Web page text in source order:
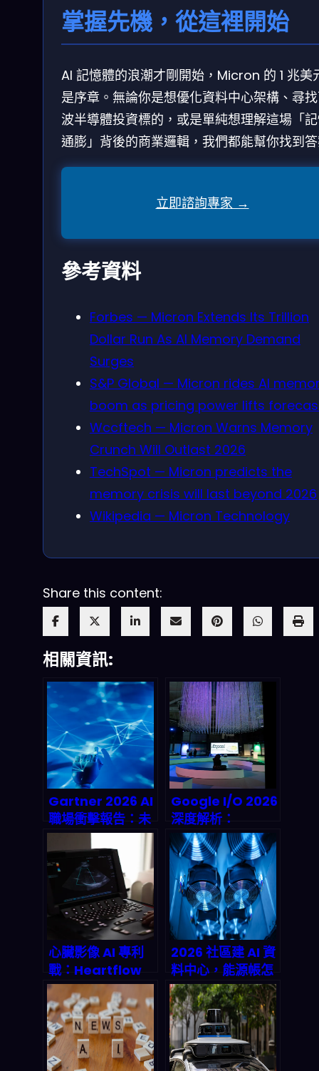
掌握先機，從這裡開始
AI 記憶體的浪潮才剛開始，Micron 的 1 兆美
是序章。無論你是想優化資料中心架構、尋
波半導體投資標的，或是單純想理解這場「
通膨」背後的商業邏輯，我們都能幫你找到
立即諮詢專家 →
參考資料
Forbes — Micron Extends Its Trillion
Dollar Run As AI Memory Demand
Surges
S&P Global — Micron rides AI
boom as pricing power lifts
Wccftech — Micron Warns Memory
Crunch Will Outlast 2026
TechSpot — Micron predicts the
memory crisis will last beyond 2026
Wikipedia — Micron Technology
Share this content:
相關資訊:
Gartner 2026 AI
職場衝擊報告：未
來五年你該如何保
住飯碗？
Google I/O 2026
深度解析：
Agentic
Workflow 會徹底
顛覆你的 n8n 與
量化交易串流嗎？
心臟影像 AI 專利
戰：Heartflow
對 Cleerly 提告，
2026 醫療影像市
場會被「訴訟邏
輯」重寫嗎？
2026 社區建 AI 資
料中心，能源帳怎
麼算？
Manitowoc 縣的
「分散式」思考能
不能落地？